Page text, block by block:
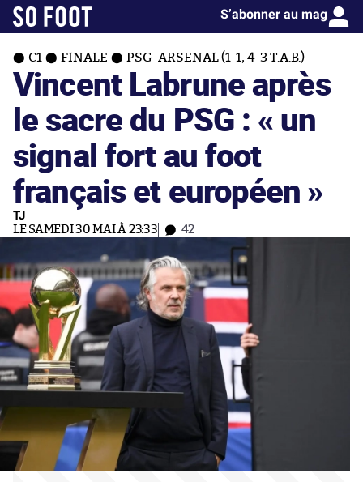
S’abonner au mag
C1 FINALE PSG-ARSENAL (1-1, 4-3 T.A.B.)
Vincent Labrune après
le sacre du PSG : « un
signal fort au foot
français et européen »
TJ
LE SAMEDI 30 MAI À 23:33 42